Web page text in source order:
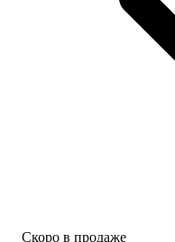
Скоро в продаже